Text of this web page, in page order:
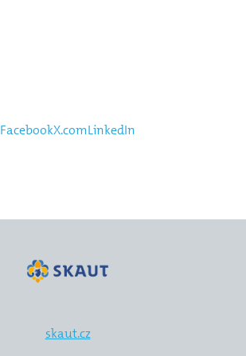
FacebookX.comLinkedIn
skaut.cz